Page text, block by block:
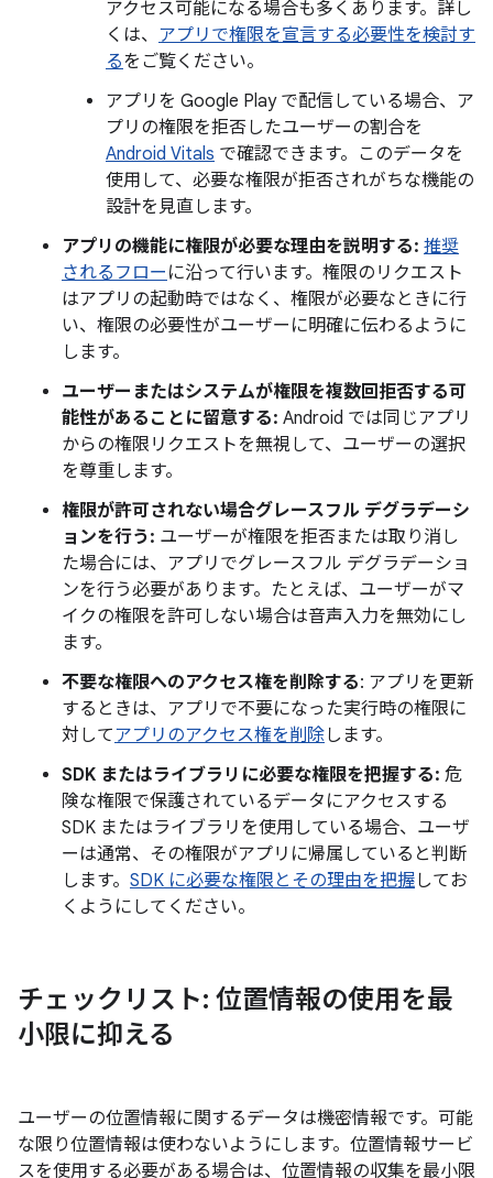
アクセス可能になる場合も多くあります。詳し
くは、 アプリで権限を宣言する必要性を検討す
るをご覧ください。
アプリを Google Play で配信している場合、ア
プリの権限を拒否したユーザーの割合を
Android Vitals で確認できます。このデータを
使用して、必要な権限が拒否されがちな機能の
設計を見直します。
アプリの機能に権限が必要な理由を説明する: 推奨
されるフロー に沿って行います。権限のリクエスト
はアプリの起動時ではなく、権限が必要なときに行
い、権限の必要性がユーザーに明確に伝わるように
します。
ユーザーまたはシステムが権限を複数回拒否する可
能性があることに留意する: Android では同じアプリ
からの権限リクエストを無視して、ユーザーの選択
を尊重します。
権限が許可されない場合グレースフル デグラデーシ
ョンを行う: ユーザーが権限を拒否または取り消し
た場合には、アプリでグレースフル デグラデーショ
ンを行う必要があります。たとえば、ユーザーがマ
イクの権限を許可しない場合は音声入力を無効にし
ます。
不要な権限へのアクセス権を削除する: アプリを更新
するときは、アプリで不要になった実行時の権限に
対してアプリのアクセス権を削除します。
SDK またはライブラリに必要な権限を把握する: 危
険な権限で保護されているデータにアクセスする
SDK またはライブラリを使用している場合、ユーザ
ーは通常、その権限がアプリに帰属していると判断
します。 SDK に必要な権限とその理由を把握してお
くようにしてください。
チェックリスト: 位置情報の使用を最
小限に抑える
ユーザーの位置情報に関するデータは機密情報です。可能
な限り位置情報は使わないようにします。位置情報サービ
スを使用する必要がある場合は、位置情報の収集を最小限